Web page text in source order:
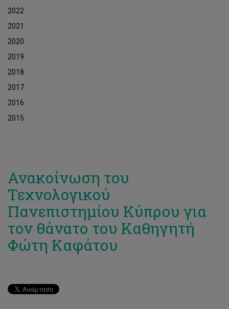
2022
2021
2020
2019
2018
2017
2016
2015
Ανακοίνωση του
Τεχνολογικού
Πανεπιστημίου Κύπρου για
τον θάνατο του Καθηγητή
Φώτη Καφάτου